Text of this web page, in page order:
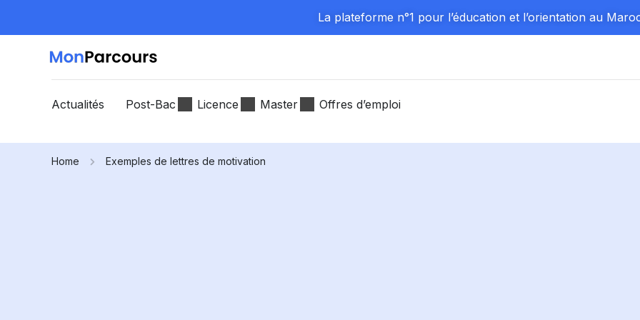
La plateforme n°1 pour l’éducation et l’orientation au
Actualités Post-Bac Licence Master Offres d’emploi
Home Exemples de lettres de motivation